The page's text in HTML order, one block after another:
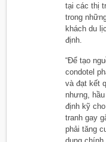
tại các thị
trong
khách du
định.
“Để tạo
condotel
và đạt kết
nhưng,
định kỹ
tranh gay
phải tăng